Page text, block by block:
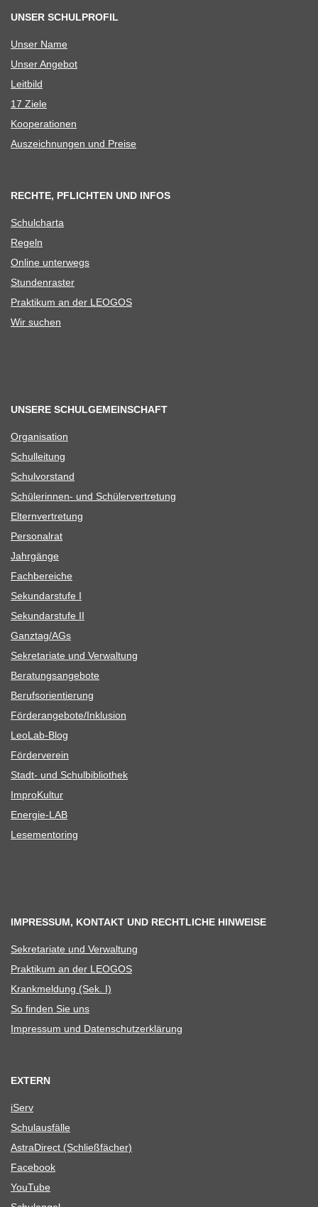
UNSER SCHULPROFIL
Unser Name
Unser Ange­bot
Leit­bild
17 Ziele
Koope­ra­tio­nen
Aus­zeich­nun­gen und Preise
RECHTE, PFLICHTEN UND INFOS
Schul­charta
Regeln
Online unter­wegs
Stun­den­ras­ter
Prak­ti­kum an der LEOGOS
Wir suchen
UNSERE SCHULGEMEINSCHAFT
Orga­ni­sa­tion
Schul­lei­tung
Schul­vor­stand
Schü­le­rin­nen- und Schülervertretung
Eltern­ver­tre­tung
Per­so­nal­rat
Jahr­gänge
Fach­be­rei­che
Sekun­dar­stufe I
Sekun­dar­stufe II
Ganztag/​​AGs
Sekre­ta­riate und Verwaltung
Bera­tungs­an­ge­bote
Berufs­ori­en­tie­rung
Förderangebote/​​Inklusion
Leo­Lab-Blog
För­der­ver­ein
Stadt- und Schulbibliothek
Impro­Kul­tur
Ener­­gie-LAB
Lese­men­to­ring
IMPRESSUM, KONTAKT UND RECHTLICHE HINWEISE
Sekre­ta­riate und Verwaltung
Prak­ti­kum an der LEOGOS
Krank­mel­dung (Sek. I)
So fin­den Sie uns
Impres­sum und Datenschutzerklärung
EXTERN
iServ
Schul­aus­fälle
Astra­Di­rect (Schließ­fä­cher)
Face­book
You­Tube